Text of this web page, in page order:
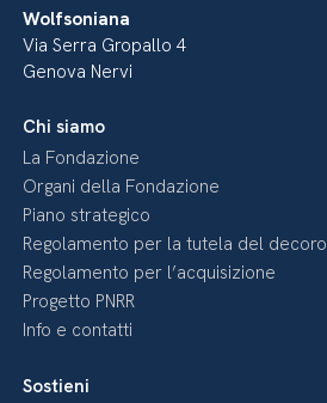
Wolfsoniana
Via Serra Gropallo 4
Genova Nervi
Chi siamo
La Fondazione
Organi della Fondazione
Piano strategico
Regolamento per la tutela del decoro
Regolamento per l’acquisizione
Progetto PNRR
Info e contatti
Sostieni